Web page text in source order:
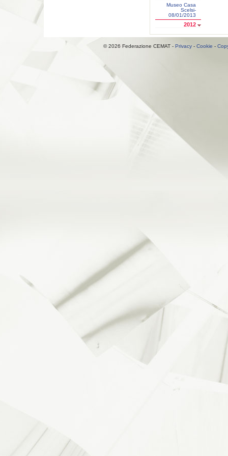
Museo Casa
Scelsi-
08/01/2013
2012
© 2026 Federazione CEMAT - Privacy - Cookie -